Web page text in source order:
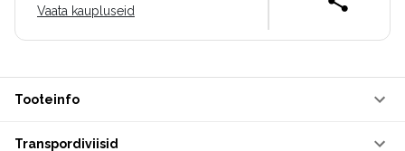
Vaata kaupluseid
Tooteinfo
Transpordiviisid